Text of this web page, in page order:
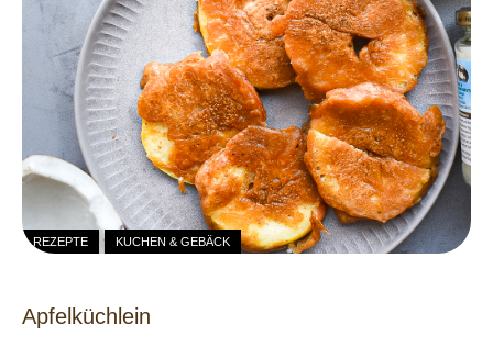
REZEPTE KUCHEN & GEBÄCK
Apfelküchlein